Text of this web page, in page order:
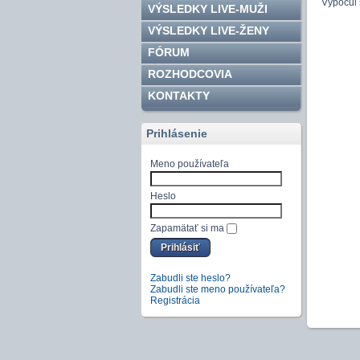
VÝSLEDKY LIVE-MUŽI
VÝSLEDKY LIVE-ŽENY
FÓRUM
ROZHODCOVIA
KONTAKTY
Prihlásenie
Meno používateľa
Heslo
Zapamätať si ma
Zabudli ste heslo?
Zabudli ste meno používateľa?
Registrácia
Vypočul